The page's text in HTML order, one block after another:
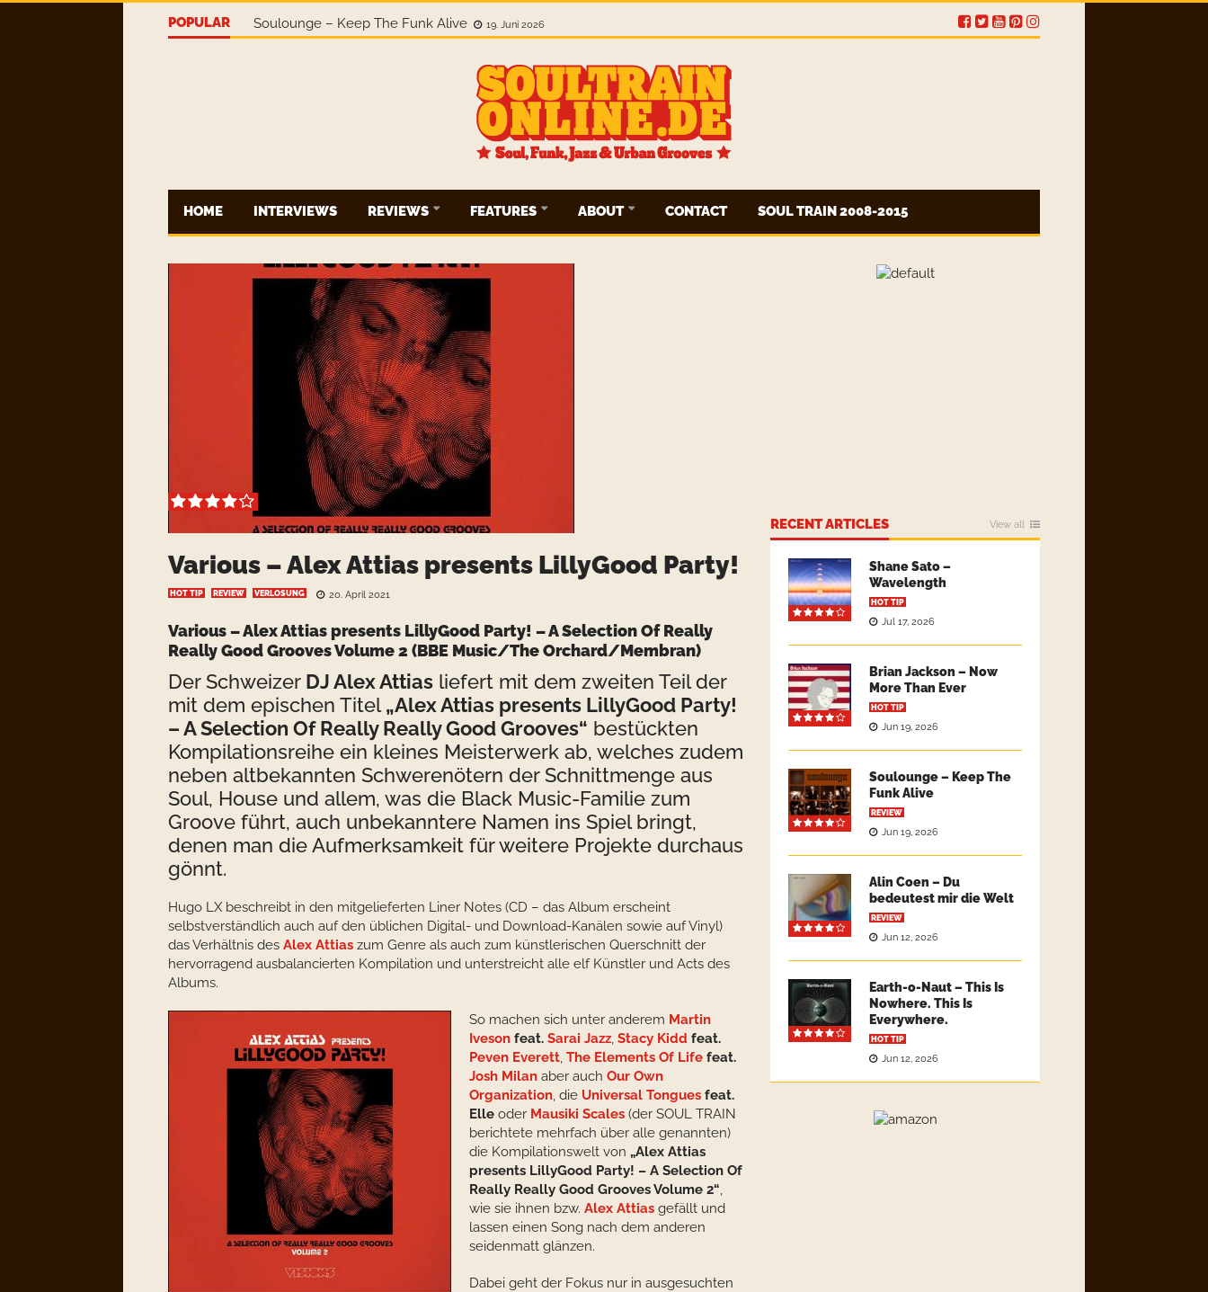
POPULAR Soulounge – Keep The Funk Alive 19. Juni 2026
HOME INTERVIEWS REVIEWS FEATURES ABOUT CONTACT SOUL TRAIN 2008-2015
Various – Alex Attias presents LillyGood Party!
HOT TIP REVIEW VERLOSUNG 20. April 2021
Various – Alex Attias presents LillyGood Party! – A Selection Of Really
Really Good Grooves Volume 2 (BBE Music/The Orchard/Membran)
Der Schweizer DJAlex Attias liefert mit dem zweiten Teil der
mit dem epischen Titel„Alex Attias presents LillyGood Party!
– A Selection Of Really Really Good Grooves“ bestückten
Kompilationsreihe ein kleines Meisterwerk ab, welches zudem
neben altbekannten Schwerenötern der Schnittmenge aus
Soul, House und allem, was die Black Music-Familie zum
Groove führt, auch unbekanntere Namen ins Spiel bringt,
denen man die Aufmerksamkeit für weitere Projekte durchaus
gönnt.
Hugo LX beschreibt in den mitgelieferten Liner Notes (CD – das Album erscheint
selbstverständlich auch auf den üblichen Digital- und Download-Kanälen sowie auf Vinyl)
das Verhältnis des Alex Attias zum Genre als auch zum künstlerischen Querschnitt der
hervorragend ausbalancierten Kompilation und unterstreicht alle elf Künstler und Acts des
Albums.
So machen sich unter anderem Martin
Iveson feat. Sarai Jazz, Stacy Kidd feat.
Peven Everett, The Elements Of Life feat.
Josh Milan aber auch Our Own
Organization, die Universal Tongues feat.
Elle oder Mausiki Scales (der SOUL TRAIN
berichtete mehrfach über alle genannten)
die Kompilationswelt von „Alex Attias
presents LillyGood Party! – A Selection Of
Really Really Good Grooves Volume 2“,
wie sie ihnen bzw. Alex Attias gefällt und
lassen einen Song nach dem anderen
seidenmatt glänzen.
Dabei geht der Fokus nur in ausgesuchten
RECENT ARTICLES View all
Shane Sato –
Wavelength
HOT TIP
Jul 17, 2026
Brian Jackson – Now
More Than Ever
HOT TIP
Jun 19, 2026
Soulounge – Keep The
Funk Alive
REVIEW
Jun 19, 2026
Alin Coen – Du
bedeutest mir die Welt
REVIEW
Jun 12, 2026
Earth-o-Naut – This Is
Nowhere. This Is
Everywhere.
HOT TIP
Jun 12, 2026